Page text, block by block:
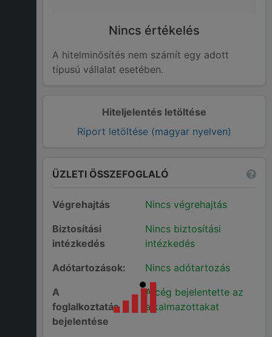
Hiteljelentés letöltése
Riport letöltése (magyar nyelven)
Nincs értékelés
A hitelminősítés nem számít egy adott
típusú vállalat esetében.
ÜZLETI ÖSSZEFOGLALÓ
Végrehajtás
Nincs végrehajtás
Biztosítási
intézkedés
Nincs biztosítási
intézkedés
Adótartozások:
Nincs adótartozás
A
foglalkoztatás
bejelentése
A cég bejelentette az
alkalmazottakat